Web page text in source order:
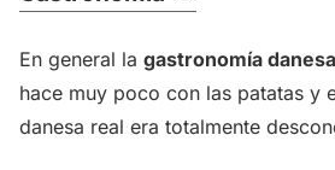
En general la gastronomía danesa
hace muy poco con las patatas y
danesa real era totalmente